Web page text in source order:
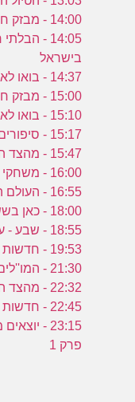
14:00 - מבזק חדשות
בישראל
14:37 - בואו לאכול איתי 6 - דרום 1
15:00 - מבזק חדשות
15:10 - בואו לאכול איתי 6 - דרום 1
15:17 - סיפורים מהכורסה 2 - ניצחון והפסד
15:47 - מהצד השני - עם גיא זהר
16:00 - משחקי הכיס - עם ליאל קייזר
16:55 - העולם היום - עם יואב זהבי
18:00 - כאן בשש - עם מאיה ראכלין
18:55 - שבע - עם איילה חסון
19:53 - חדשות הערב - עם מיכל רבינוביץ'
21:30 - המו''לים - פרק 4
22:32 - מהצד השני - עם גיא זהר
22:45 - חדשות הלילה - עם עקיבא נוביק
23:15 -
פרק 1